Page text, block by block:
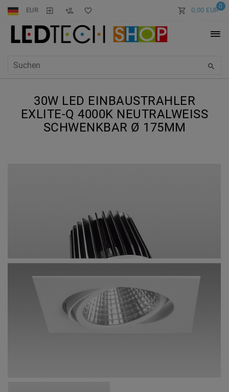
EUR 0
0,00 EUR
30W LED EINBAUSTRAHLER
EXLITE-Q 4000K NEUTRALWEISS S
CHWENKBAR Ø 175MM